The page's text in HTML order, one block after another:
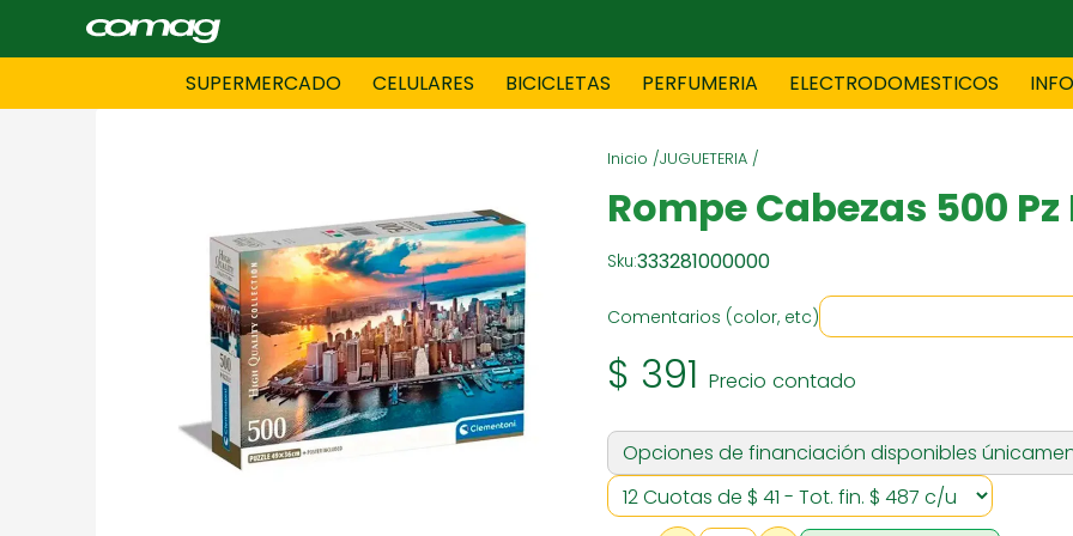
SUPERMERCADO CELULARES BICICLETAS PERFUMERIA ELECTRODOMESTICOS
BLANCO
DAMAS CONFECCIONES DEPORTES ELECTRODOMESTICOS
HOMBRES CONFECCIONES INFORMATICA
MUEBLERIA
Inicio /JUGUETERIA /
Rompe Cabezas 500
Sku:333281000000
Comentarios (color, etc)
$ 391 Precio contado
Opciones de financiación disponibles